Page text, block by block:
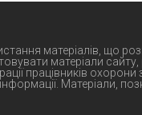
матеріалів, що
матеріали сайту,
працівників
Матеріали,